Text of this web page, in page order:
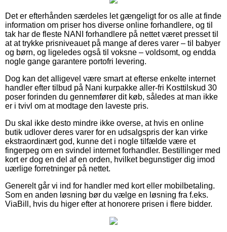
Det er efterhånden særdeles let gængeligt for os alle at finde
information om priser hos diverse online forhandlere, og til
tak har de fleste NANI forhandlere på nettet været presset til
at at trykke prisniveauet på mange af deres varer – til babyer
og børn, og ligeledes også til voksne – voldsomt, og endda
nogle gange garantere portofri levering.
Dog kan det alligevel være smart at efterse enkelte internet
handler efter tilbud på Nani kurpakke aller-fri Kosttilskud 30
poser forinden du gennemfører dit køb, således at man ikke
er i tvivl om at modtage den laveste pris.
Du skal ikke desto mindre ikke overse, at hvis en online
butik udlover deres varer for en udsalgspris der kan virke
ekstraordinært god, kunne det i nogle tilfælde være et
fingerpeg om en svindel internet forhandler. Bestillinger med
kort er dog en del af en orden, hvilket begunstiger dig imod
uærlige forretninger på nettet.
Generelt går vi ind for handler med kort eller mobilbetaling.
Som en anden løsning bør du vælge en løsning fra f.eks.
ViaBill, hvis du higer efter at honorere prisen i flere bidder.